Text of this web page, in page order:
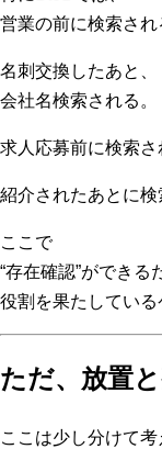
営業の前に検索され
名刺交換したあと、
会社名検索される。
求人応募前に検索さ
紹介されたあとに検
ここで
“存在確認”ができる
役割を果たしている
ただ、放置
ここは少し分けて考